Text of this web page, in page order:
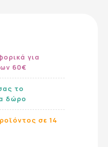
για
60€
το
δώρο
σε 14